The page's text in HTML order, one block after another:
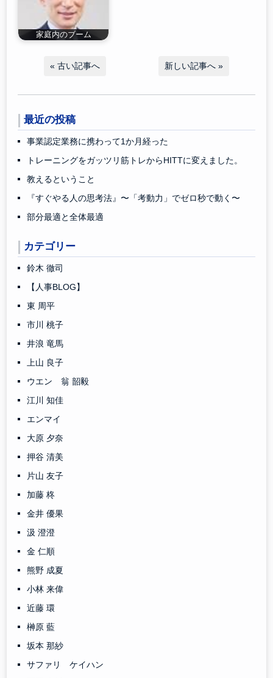
家庭内のブーム
«古い記事へ 新しい記事へ»
最近の投稿
事業認定業務に携わって1か月経った
トレーニングをガッツリ筋トレからHITTに変えました。
教えるということ
『すぐやる人の思考法』〜「考動力」でゼロ秒で動く〜
部分最適と全体最適
カテゴリー
鈴木 徹司
【人事BLOG】
東 周平
市川 桃子
井浪 竜馬
上山 良子
ウエン 翁 韶毅
江川 知佳
エンマイ
大原 夕奈
押谷 清美
片山 友子
加藤 柊
金井 優果
汲 澄澄
金 仁順
熊野 成夏
小林 来偉
近藤 環
榊原 藍
坂本 那紗
サファリ ケイハン